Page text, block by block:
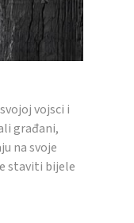
vojsci i
građani,
na svoje
staviti bijele